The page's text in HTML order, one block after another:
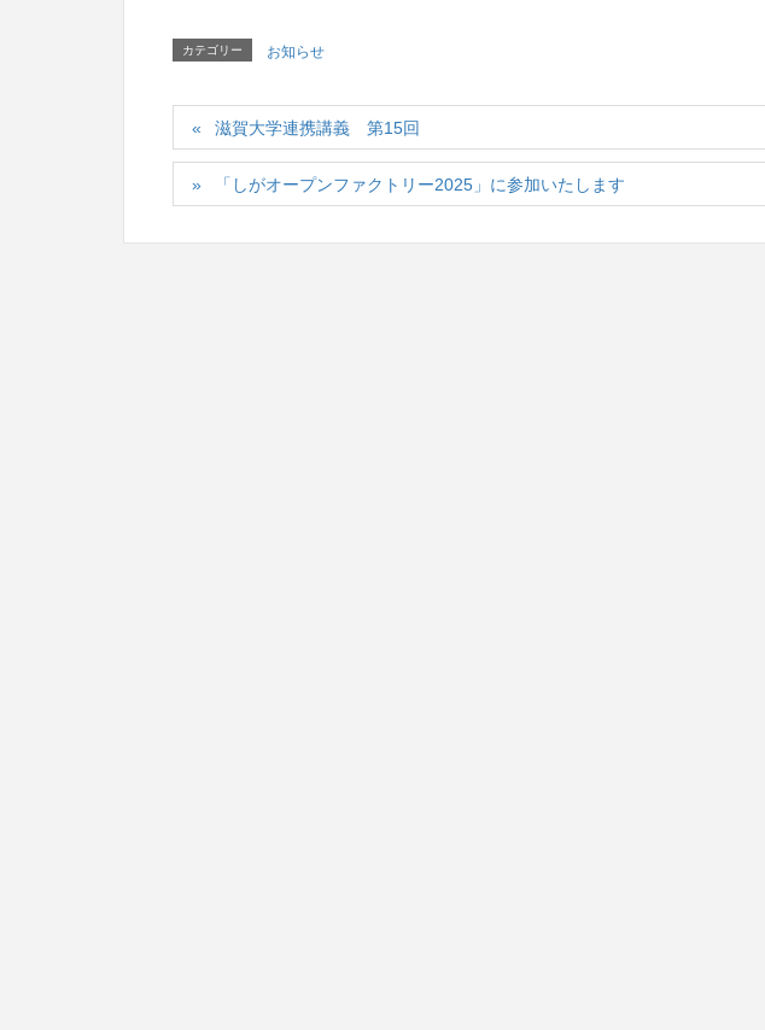
カテゴリー お知らせ
滋賀大学連携講義 第15回
「しがオープンファクトリー2025」に参加いたします